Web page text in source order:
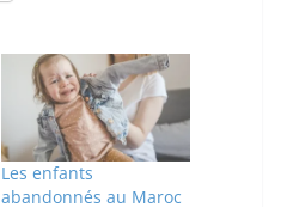
Les enfants
abandonnés au Maroc